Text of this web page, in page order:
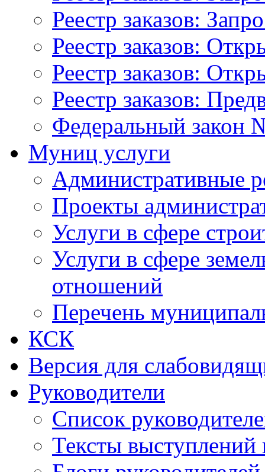
Реестр заказов:
Реестр заказов:
Реестр заказов:
Реестр заказов:
Федеральный закон
Муниц услуги
Административные
Проекты
Услуги в сфере
Услуги в сфере
отношений
Перечень
КСК
Версия для
Руководители
Список
Тексты выступлений